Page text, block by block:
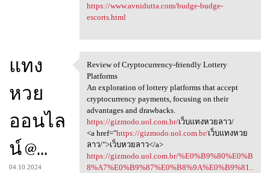
https://www.avnidutta.com/budge-budge-
escorts.html
แทง
หวย
ออนไล
น์ @...
04.10.2024
Review of Cryptocurrency
Review of Cryptocurrency-friendly Lottery
Platforms
An exploration of lottery platforms that accept
cryptocurrency payments, focusing on their
advantages and drawbacks.
https://gizmodo.uol.com.br/เว็บแทงหวยลาว/
<a href="https://gizmodo.uol.com.br/เว็บแทงหวย
ลาว/">เว็บหวยลาว</a>
https://gizmodo.uol.com.br/%E0%B9%80%E0%B
8%A7%E0%B9%87%E0%B8%9A%E0%B9%81..